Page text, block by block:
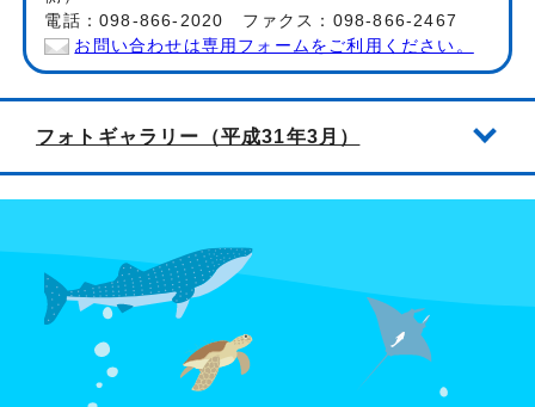
電話：098-866-2020 ファクス：098-866-2467
お問い合わせは専用フォームをご利用ください。
フォトギャラリー（平成31年3月）